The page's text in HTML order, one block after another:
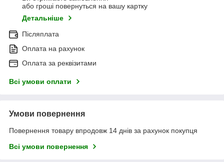
або гроші повернуться на вашу картку
Детальніше
Післяплата
Оплата на рахунок
Оплата за реквізитами
Всі умови оплати
Умови повернення
Повернення товару впродовж 14 днів за рахунок покупця
Всі умови повернення